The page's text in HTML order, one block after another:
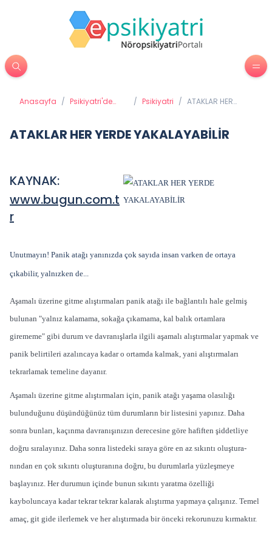
Anasayfa / Psikiyatri'de
/ Psikiyatri / ATAKLAR HER
ATAKLAR HER YERDE YAKALAYABİLİR
KAYNAK:
www.bugun.com.t
r
Unutmayın! Panik atağı yanınızda çok sayıda insan varken de ortaya
çıkabilir, yalnızken de...
Aşamalı üzerine gitme alıştırmaları panik atağı ile bağlantılı hale gelmiş
bulunan "yalnız kalamama, sokağa çıkamama, kal balık ortamlara
girememe" gibi durum ve davranışlarla ilgili aşamalı alıştırmalar yapmak ve
panik belirtileri azalıncaya kadar o ortamda kalmak, yani alıştırmaları
tekrarlamak temeline dayanır.
Aşamalı üzerine gitme alıştırma­ları için, panik atağı yaşama ola­sılığı
bulunduğunu düşündü­ğünüz tüm durumların bir listesini yapı­nız. Daha
sonra bunları, kaçınma davra­nışınızın derecesine göre hafiften şiddet­liye
doğru sıralayınız. Daha sonra liste­deki sıraya göre en az sıkıntı oluştura­
nından en çok sıkıntı oluşturanına doğ­ru, bu durumlarla yüzleşmeye
başlayı­nız. Her durumun içinde bunun sıkıntı yaratma özelliği
kayboluncaya kadar tekrar tekrar kalarak alıştırma yapmaya çalışınız. Temel
amaç, git gide ilerlemek ve her alıştırmada bir önceki rekorunu­zu kırmaktır.